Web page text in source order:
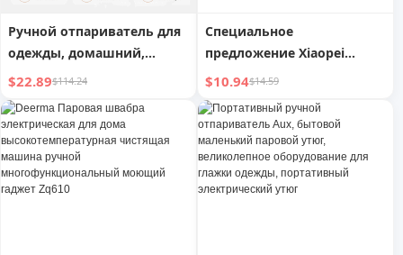
Ручной отпариватель для
одежды, домашний,
дорожный, машина для
глажки
$22.89$114.24
Специальное
предложение Xiaopei
разрыватель ворса для
собак и кошек
$10.94$14.59